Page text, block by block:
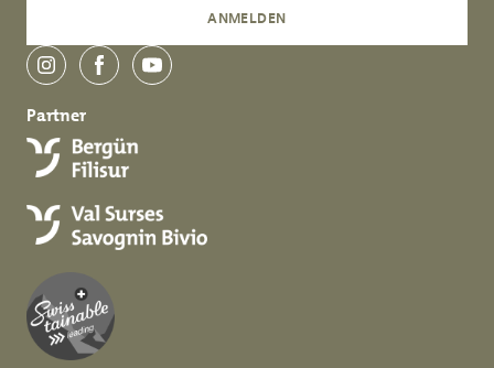
ANMELDEN
instagramfacebookyoutube
Partner